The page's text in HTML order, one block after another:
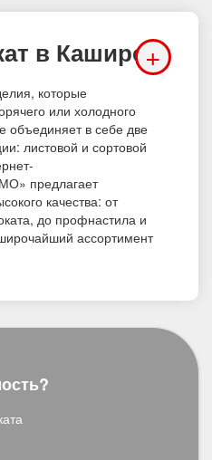
в Кашире
которые
или холодного
объединяет в себе две
листовой и сортовой
предлагает
качества: от
до профнастила и
ассортимент
+